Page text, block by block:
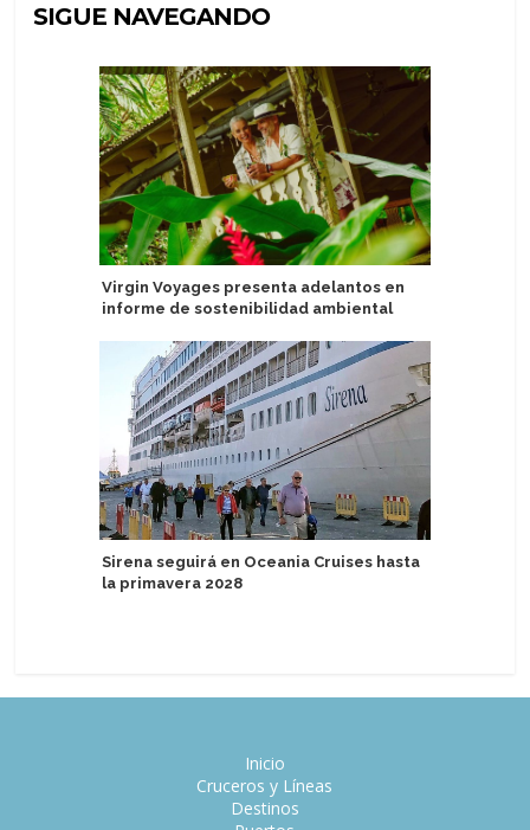
SIGUE NAVEGANDO
Virgin Voyages presenta adelantos en
informe de sostenibilidad ambiental
Sirena seguirá en Oceania Cruises hasta
la primavera 2028
Inicio
Cruceros y Líneas
Destinos